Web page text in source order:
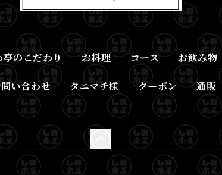
のこだわり お料理 コース お飲み物
い合わせ タニマチ様 クーポン 通販